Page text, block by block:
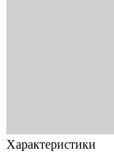
Характеристики